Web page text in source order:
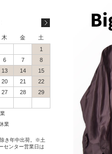
木 金
土
1
6 7
8
13 14
15
20 21
22
27 28
29
業
き年中出荷。※土
センター営業日は